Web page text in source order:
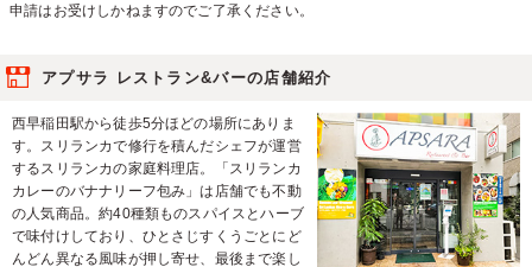
申請はお受けしかねますのでご了承ください。
アプサラ レストラン&バーの店舗紹介
西早稲田駅から徒歩5分ほどの場所にありま
す。スリランカで修行を積んだシェフが運営
するスリランカの家庭料理店。「スリランカ
カレーのバナナリーフ包み」は店舗でも不動
の人気商品。約40種類ものスパイスとハーブ
で味付けしており、ひとさじすくうごとにど
んどん異なる風味が押し寄せ、最後まで楽し